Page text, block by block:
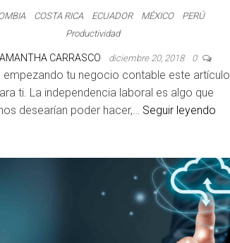
COSTA RICA ECUADOR MÉXICO
PERÚ
Productividad
CARRASCO diciembre 20, 2018 0
empezando tu negocio contable este artículo
ti. La independencia laboral es algo que
desearían poder hacer,… Seguir leyendo